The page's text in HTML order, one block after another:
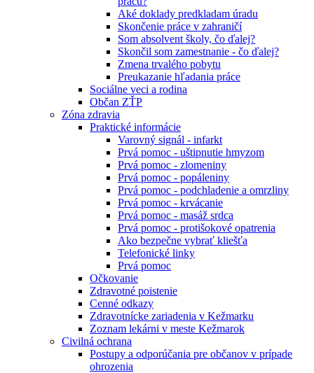
Aké doklady predkladam úradu
Skončenie práce v zahraničí
Som absolvent školy, čo ďalej?
Skončil som zamestnanie - čo ďalej?
Zmena trvalého pobytu
Preukazanie hľadania práce
Sociálne veci a rodina
Občan ZŤP
Zóna zdravia
Praktické informácie
Varovný signál - infarkt
Prvá pomoc - uštipnutie hmyzom
Prvá pomoc - zlomeniny
Prvá pomoc - popáleniny
Prvá pomoc - podchladenie a omrzliny
Prvá pomoc - krvácanie
Prvá pomoc - masáž srdca
Prvá pomoc - protišokové opatrenia
Ako bezpečne vybrať kliešťa
Telefonické linky
Prvá pomoc
Očkovanie
Zdravotné poistenie
Cenné odkazy
Zdravotnícke zariadenia v Kežmarku
Zoznam lekárni v meste Kežmarok
Civilná ochrana
Postupy a odporúčania pre občanov v prípade
ohrozenia